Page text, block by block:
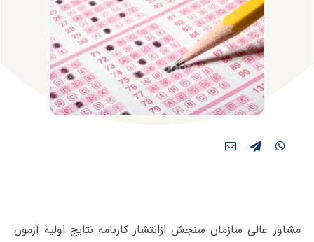
مشاور عالی سازمان سنجش ازانتشار کارنامه نتایج اولیه آزمون